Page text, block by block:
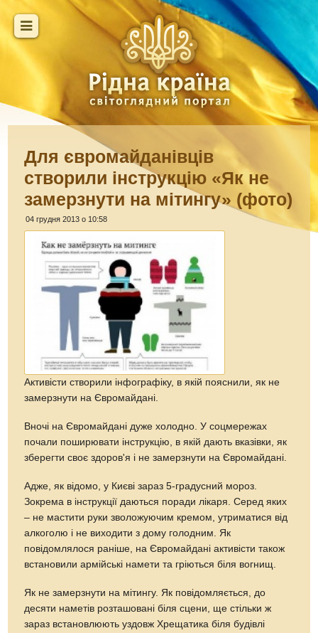
Для євромайданівців
створили інструкцію «Як не
замерзнути на мітингу» (фото)
04 грудня 2013 о 10:58
Активісти створили інфографіку, в якій пояснили, як не
замерзнути на Євромайдані.
Вночі на Євромайдані дуже холодно. У соцмережах
почали поширювати інструкцію, в якій дають вказівки, як
зберегти своє здоров'я і не замерзнути на Євромайдані.
Адже, як відомо, у Києві зараз 5-градусний мороз.
Зокрема в інструкції даються поради лікаря. Серед яких
– не мастити руки зволожуючим кремом, утриматися від
алкоголю і не виходити з дому голодним. Як
повідомлялося раніше, на Євромайдані активісти також
встановили армійські намети та гріються біля вогнищ.
Як не замерзнути на мітингу. Як повідомляється, до
десяти наметів розташовані біля сцени, ще стільки ж
зараз встановлюють уздовж Хрещатика біля будівлі